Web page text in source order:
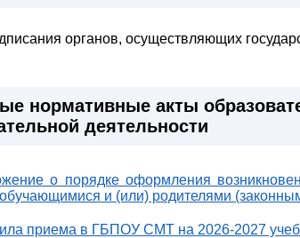
органов, осуществляющих
нормативные акты
деятельности
о порядке оформления
и (или) родителями
приема в ГБПОУ СМТ на 2026-2027